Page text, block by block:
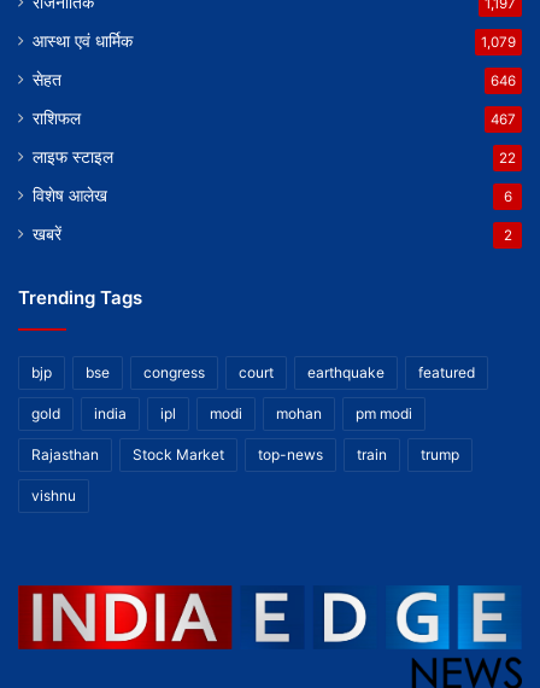
आस्था एवं धार्मिक 1,079
सेहत 646
राशिफल 467
लाइफ स्टाइल 22
विशेष आलेख 6
खबरें 2
Trending Tags
bjp bse congress court earthquake featured
gold india ipl modi mohan pm modi
Rajasthan Stock Market top-news train trump
vishnu